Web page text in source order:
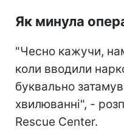
Як минула
"Чесно кажучи,
коли вводили
буквально
хвилюванні", -
Rescue Center.